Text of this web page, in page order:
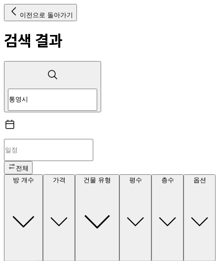
이전으로 돌아가기
검색 결과
전체
방 개수
가격 건물 유형 평수 층수 옵션